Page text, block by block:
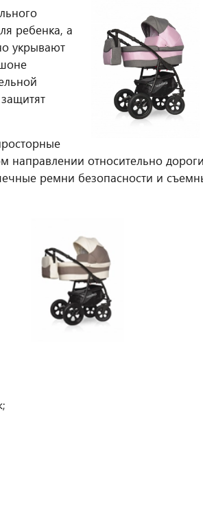
ребенка, а
укрывают
направлении относительно
ремни безопасности и